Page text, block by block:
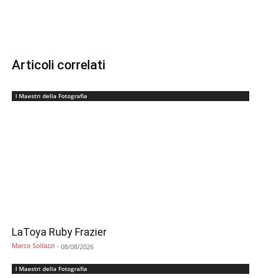
Articoli correlati
I Maestri della Fotografia
LaToya Ruby Frazier
Marco Sollazzi - 08/08/2026
I Maestri della Fotografia